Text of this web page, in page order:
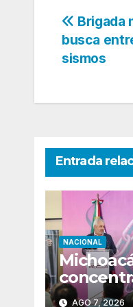
de
Brigada
busca
sismos
Entrada
NACIONAL
a laAGO 7, 2026